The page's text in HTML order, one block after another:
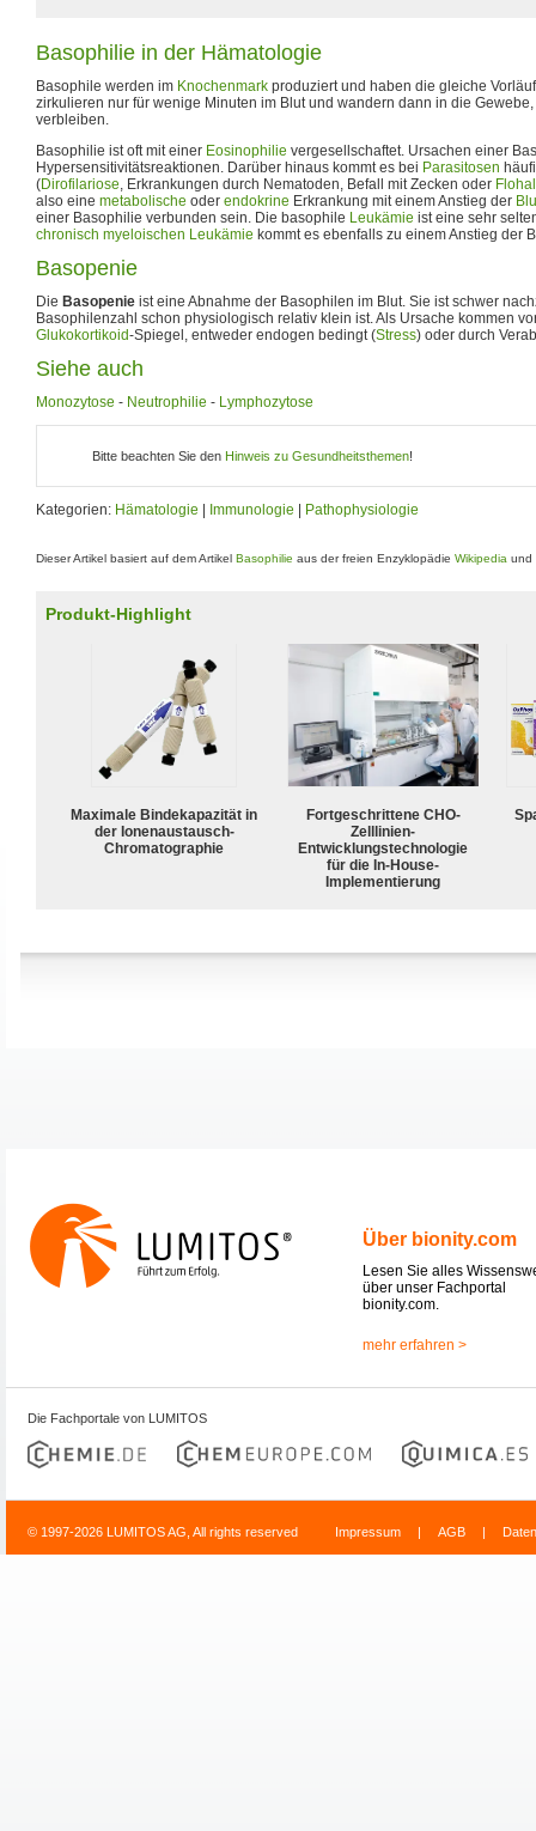
Basophilie in der Hämatologie
Basophile werden im Knochenmark produziert und haben die gleiche
zirkulieren nur für wenige Minuten im Blut und wandern dann in die
verbleiben.
Basophilie ist oft mit einer Eosinophilie vergesellschaftet. Ursachen einer
Hypersensitivitätsreaktionen. Darüber hinaus kommt es bei Parasitosen
(Dirofilariose, Erkrankungen durch Nematoden, Befall mit Zecken oder
also eine metabolische oder endokrine Erkrankung mit einem Anstieg der
einer Basophilie verbunden sein. Die basophile Leukämie ist eine sehr
chronisch myeloischen Leukämie kommt es ebenfalls zu einem Anstieg der
Basopenie
Die Basopenie ist eine Abnahme der Basophilen im Blut. Sie ist schwer
Basophilenzahl schon physiologisch relativ klein ist. Als Ursache kommen
Glukokortikoid-Spiegel, entweder endogen bedingt (Stress) oder durch
Siehe auch
Monozytose - Neutrophilie - Lymphozytose
Bitte beachten Sie den Hinweis zu Gesundheitsthemen!
Kategorien: Hämatologie Immunologie Pathophysiologie
Dieser Artikel basiert auf dem Artikel Basophilie aus der freien Enzyklopädie Wikipedia und
Produkt-Highlight
Maximale Bindekapazität in
der Ionenaustausch-
Chromatographie
Fortgeschrittene CHO-
Zelllinien-
Entwicklungstechnologie
für die In-House-
Implementierung
Über bionity.com
Lesen Sie alles
über unser Fachportal
bionity.com.
mehr erfahren >
Die Fachportale von LUMITOS
© 1997-2026 LUMITOS AG, All rights reserved Impressum | AGB |